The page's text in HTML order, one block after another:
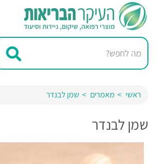
ראשי מאמרים שמן לבנדר
שמן לבנדר